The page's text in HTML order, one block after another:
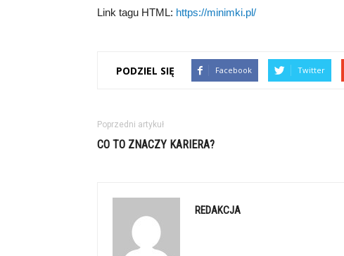
Link tagu HTML: https://minimki.pl/
PODZIEL SIĘ Facebook Twitter
Poprzedni artykuł
CO TO ZNACZY KARIERA?
REDAKCJA